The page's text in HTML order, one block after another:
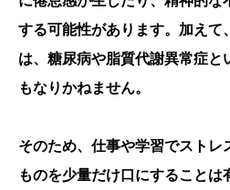
する可能性があります。加えて
は、糖尿病や脂質代謝異常症と
もなりかねません。
そのため、仕事や学習でストレ
ものを少量だけ口にすること